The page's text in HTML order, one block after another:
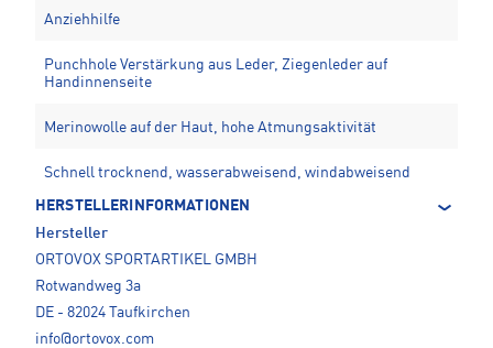
Anziehhilfe
Punchhole Verstärkung aus Leder, Ziegenleder auf
Handinnenseite
Merinowolle auf der Haut, hohe Atmungsaktivität
Schnell trocknend, wasserabweisend, windabweisend
HERSTELLERINFORMATIONEN
Hersteller
ORTOVOX SPORTARTIKEL GMBH
Rotwandweg 3a
DE - 82024 Taufkirchen
info@ortovox.com